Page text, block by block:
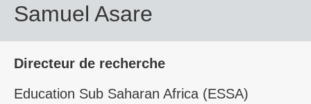
Samuel Asare
Directeur de recherche
Education Sub Saharan Africa (ESSA)